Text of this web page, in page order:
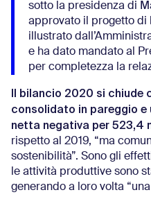
sotto la presidenza di
approvato il progetto di
illustrato
e ha dato mandato al
per completezza la
Il bilancio 2020 si chiude
consolidato in pareggio
netta negativa per 523,4
rispetto al 2019, “ma
sostenibilità”. Sono gli
le attività produttive sono
generando a loro volta